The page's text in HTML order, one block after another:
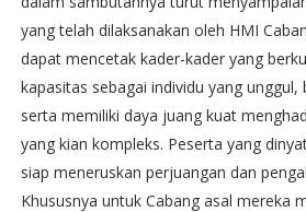
yang telah dilaksanakan oleh HMI
dapat mencetak kader-kader yang
kapasitas sebagai individu yang
serta memiliki daya juang kuat
yang kian kompleks. Peserta yang
siap meneruskan perjuangan dan
Khususnya untuk Cabang asal mereka